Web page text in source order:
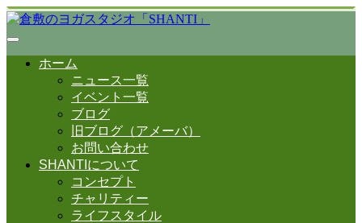
ホーム
ニュース一覧
イベント一覧
ブログ
旧ブログ（アメーバ）
お問い合わせ
SHANTIについて
コンセプト
チャリティー
ライフスタイル